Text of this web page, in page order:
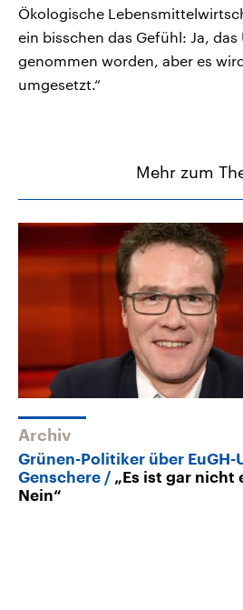
Ökologische
ein bisschen das Gefühl: Ja,
genommen worden, aber es
umgesetzt.“
Mehr zum
Archiv
Grünen-Politiker über EuGH-
Genschere
„Es ist gar nicht
Nein“